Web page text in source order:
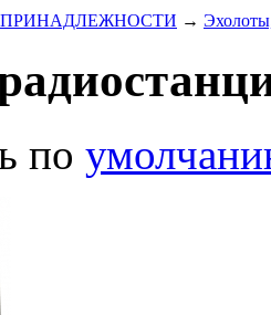
→
по